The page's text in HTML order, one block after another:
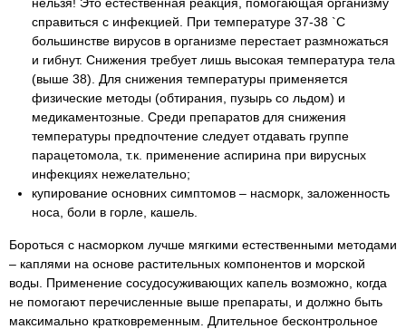
справиться с инфекцией. При температуре 37-38 `С
большинстве вирусов в организме перестает размножаться
и гибнут. Снижения требует лишь высокая температура тела
(выше 38). Для снижения температуры применяется
физические методы (обтирания, пузырь со льдом) и
медикаментозные. Среди препаратов для снижения
температуры предпочтение следует отдавать группе
парацетомола, т.к. применение аспирина при вирусных
инфекциях нежелательно;
купирование основних симптомов – насморк, заложенность
носа, боли в горле, кашель.
Бороться с насморком лучше мягкими естественными методами
– каплями на основе растительных компонентов и морской
воды. Применение сосудосуживающих капель возможно, когда
не помогают перечисленные выше препараты, и должно быть
максимально кратковременным. Длительное бесконтрольное